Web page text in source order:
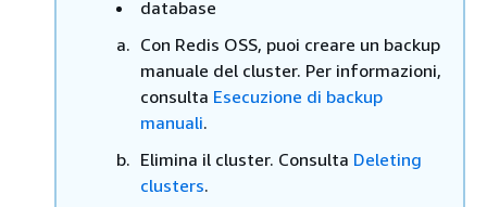
database
Con Redis OSS, puoi creare un backup
manuale del cluster. Per informazioni,
consulta Esecuzione di backup
manuali.
Elimina il cluster. Consulta Deleting
clusters.